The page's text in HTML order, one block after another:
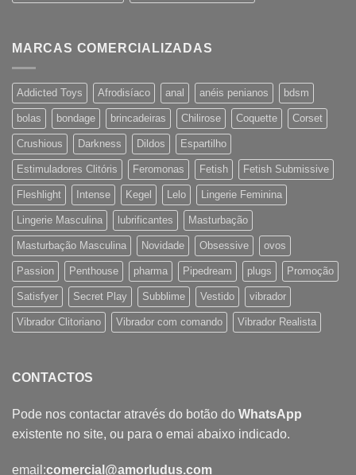
MARCAS COMERCIALIZADAS
Addicted Toys Afrodisíaco anal anéis penianos bdsm
bolas bondage brincadeiras Chilirose Coquette Corset
Crushious Darkness Dildos Espartilho
Estimuladores Clitóris Feromonas Fetish Fetish Submissive
Fleshlight Intense Kegel Lelo Lingerie Feminina
Lingerie Masculina lubrificantes Masturbação
Masturbação Masculina Novidade Obsessive ovos
Passion Penthouse pharma Pipedream plugs Promoção
Satisfyer Secret Play Subblime Vestido vibrador
Vibrador Clitoriano Vibrador com comando Vibrador Realista
CONTACTOS
Pode nos contactar através do botão do WhatsApp
existente no site, ou para o emai abaixo indicado.
email:comercial@amorludus.com